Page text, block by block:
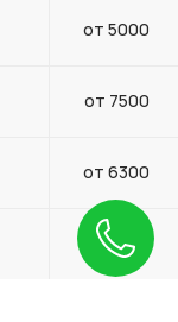
от 5000
от 7500
от 6300
от 12800